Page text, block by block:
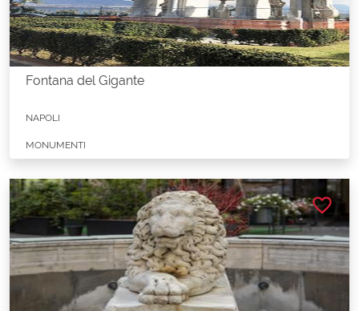
Fontana del Gigante
NAPOLI
MONUMENTI
favorite_border